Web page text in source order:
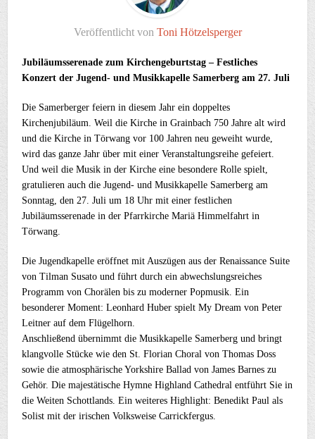
Veröffentlicht von Toni Hötzelsperger
Jubiläumsserenade zum Kirchengeburtstag – Festliches
Konzert der Jugend- und Musikkapelle Samerberg am 27. Juli
Die Samerberger feiern in diesem Jahr ein doppeltes
Kirchenjubiläum. Weil die Kirche in Grainbach 750 Jahre alt wird
und die Kirche in Törwang vor 100 Jahren neu geweiht wurde,
wird das ganze Jahr über mit einer Veranstaltungsreihe gefeiert.
Und weil die Musik in der Kirche eine besondere Rolle spielt,
gratulieren auch die Jugend- und Musikkapelle Samerberg am
Sonntag, den 27. Juli um 18 Uhr mit einer festlichen
Jubiläumsserenade in der Pfarrkirche Mariä Himmelfahrt in
Törwang.
Die Jugendkapelle eröffnet mit Auszügen aus der Renaissance Suite
von Tilman Susato und führt durch ein abwechslungsreiches
Programm von Chorälen bis zu moderner Popmusik. Ein
besonderer Moment: Leonhard Huber spielt My Dream von Peter
Leitner auf dem Flügelhorn.
Anschließend übernimmt die Musikkapelle Samerberg und bringt
klangvolle Stücke wie den St. Florian Choral von Thomas Doss
sowie die atmosphärische Yorkshire Ballad von James Barnes zu
Gehör. Die majestätische Hymne Highland Cathedral entführt Sie in
die Weiten Schottlands. Ein weiteres Highlight: Benedikt Paul als
Solist mit der irischen Volksweise Carrickfergus.